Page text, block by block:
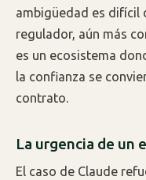
ambigüedad es difícil
regulador, aún más
es un ecosistema
la confianza se
contrato.
La urgencia de un
El caso de Claude